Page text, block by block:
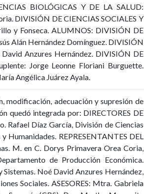
BIOLÓGICAS Y DE LA SALUD:
DIVISIÓN DE CIENCIAS SOCIALES Y
y Fonseca. ALUMNOS: DIVISIÓN DE
Alán Hernández Domínguez. DIVISIÓN
Anzures Hernández. DIVISIÓN DE
Jorge Leonne Floriani Burguette.
Angélica Juárez Ayala.
modificación, adecuación y supresión de
quedó integrada por: DIRECTORES DE
Rafael Díaz García, División de Ciencias
Humanidades. REPRESENTANTES DEL
M. en C. Dorys Primavera Orea Coria,
de Producción Económica.
Noé David Anzures Hernández,
Sociales. ASESORES: Mtra. Gabriela